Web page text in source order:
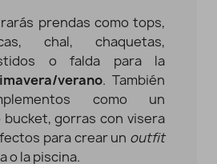
prendas como tops,
chal, chaquetas,
o falda para la
verano. También
como un
gorras con visera
para crear un outfit
o la piscina.